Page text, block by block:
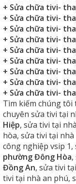
+ Sửa chữa tivi-
+ Sửa chữa tivi-
+ Sửa chữa tivi-
+ Sửa chữa tivi-
+ Sửa chữa tivi-
+ Sửa chữa tivi-
+ Sửa chữa tivi-
+ Sửa chữa tivi-
+ Sửa chữa tivi-
Tìm kiếm chúng tôi
chuyên sửa tivi tại
Hiệp, sửa tivi tại
hòa, sửa tivi tại nhà
công nghiệp vsip
phường Đông Hòa
Đồng An, sửa tivi
tivi tại nhà an phú,